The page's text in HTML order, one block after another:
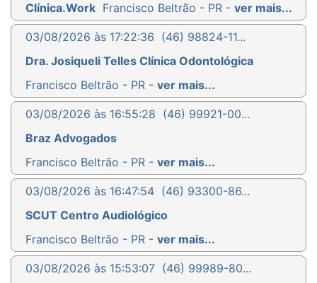
Clínica.Work Francisco Beltrão - PR - ver mais...
03/08/2026 às 17:22:36 (46) 98824-11...
Dra. Josiqueli Telles Clínica Odontológica
Francisco Beltrão - PR - ver mais...
03/08/2026 às 16:55:28 (46) 99921-00...
Braz Advogados
Francisco Beltrão - PR - ver mais...
03/08/2026 às 16:47:54 (46) 93300-86...
SCUT Centro Audiológico
Francisco Beltrão - PR - ver mais...
03/08/2026 às 15:53:07 (46) 99989-80...